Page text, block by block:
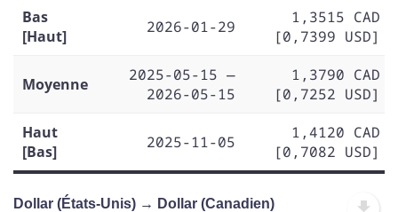
Bas
[Haut]
2026-01-29
1,3515 CAD
[0,7399 USD]
Moyenne
2025-05-15 —
2026-05-15
1,3790 CAD
[0,7252 USD]
Haut
[Bas]
2025-11-05
1,4120 CAD
[0,7082 USD]
Dollar (États-Unis) → Dollar (Canadien)